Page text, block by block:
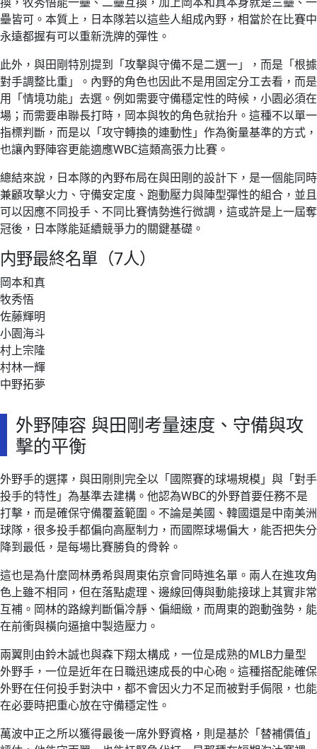
壘皆可。本質上，日本隊若以這些人組成內野，相當於在比賽中
永遠都握有可以重新洗牌的彈性。
此外，與田剛特別提到「攻擊與守備不是二選一」，而是「根據
對手調整比重」。內野的角色也因此不是用固定分工去看，而是
用「情境功能」去選。例如需要守備穩定性的時候，小園必須在
場；而需要串聯長打時，岡本與牧的角色就抬升。這種不以單一
指標判斷，而是以「攻守轉換的連動性」作為衡量基準的方式，
也讓內野陣容更能適應WBC這類高張力比賽。
總結來說，日本隊的內野布局在與田剛的設計下，是一個能同時
兼顧攻擊火力、守備安定度、跑動壓力與陣型彈性的組合，並且
可以因應不同投手、不同比賽情勢進行微調，這或許是上一屆奪
冠後，日本隊能延續競爭力的關鍵基礎。
内野最終名單（7人）
岡本和真
牧秀悟
佐藤輝明
小園海斗
村上宗隆
村林一輝
中野拓夢
外野陣容 與田剛考量速度、守備與攻
擊的平衡
外野手的選擇，與田剛則完全以「國際賽的球場規模」與「對手
投手的特性」為基準去建構。他認為WBC的外野首要任務不是
打擊，而是確保守備覆蓋範圍。不論是美國、韓國還是中南美洲
球隊，很多投手都偏向高壓制力，而國際球場偏大，能否把失分
降到最低，是每場比賽勝負的骨幹。
這也是為什麼岡林勇希與周東佑京會同時進名單。兩人在進攻角
色上雖不相同，但在落點處理、邊線回傳與動能接球上其實非常
互補。岡林的路線判斷偏冷靜、偏細緻，而周東的跑動強勢，能
在前衝與橫向逼搶中製造壓力。
兩翼則由鈴木誠也與森下翔太構成，一位是成熟的MLB力量型
外野手，一位是近年在日職迅速成長的中心砲。這種搭配能確保
外野在任何投手對決中，都不會因火力不足而被對手侷限，也能
在必要時把重心放在守備穩定性。
萬波中正之所以獲得最後一席外野資格，則是基於「替補價值」